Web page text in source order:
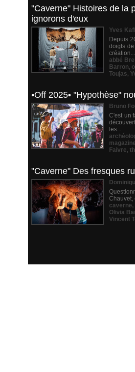
"Caverne" Histoires de la
ignorons d'eux
Yves
Depuis
doigts
création...
abbé
Barron,
Toujas,
•Off 2025• "Hypothèse"
Bruno
C'est un
les...
magazine
Faivre,
"Caverne" Des fresques
Chauvet,
caverne,
Olivia
Vincent